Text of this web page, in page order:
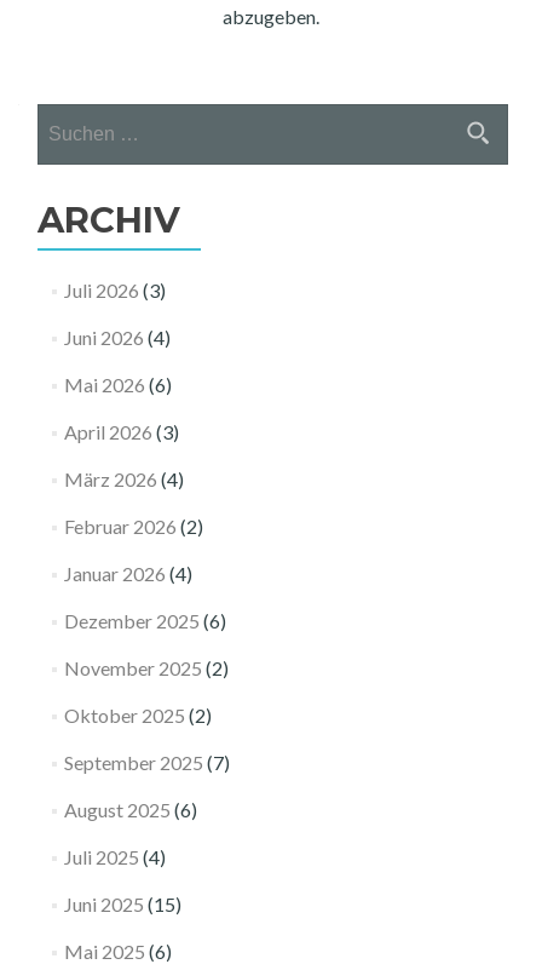
abzugeben.
nach:
ARCHIV
Juli 2026 (3)
Juni 2026 (4)
Mai 2026 (6)
April 2026 (3)
März 2026 (4)
Februar 2026 (2)
Januar 2026 (4)
Dezember 2025 (6)
November 2025 (2)
Oktober 2025 (2)
September 2025 (7)
August 2025 (6)
Juli 2025 (4)
Juni 2025 (15)
Mai 2025 (6)